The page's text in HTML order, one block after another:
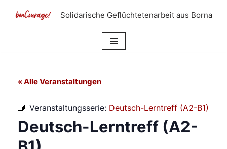
Solidarische Geflüchtetenarbeit aus Borna
« Alle Veranstaltungen
Veranstaltungsserie: Deutsch-Lerntreff (A2-B1)
Deutsch-Lerntreff (A2-